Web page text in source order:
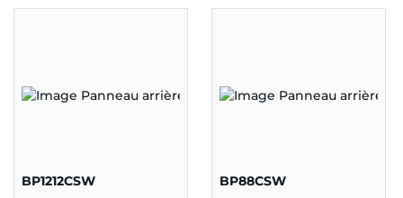
BP1212CSW
BP88CSW